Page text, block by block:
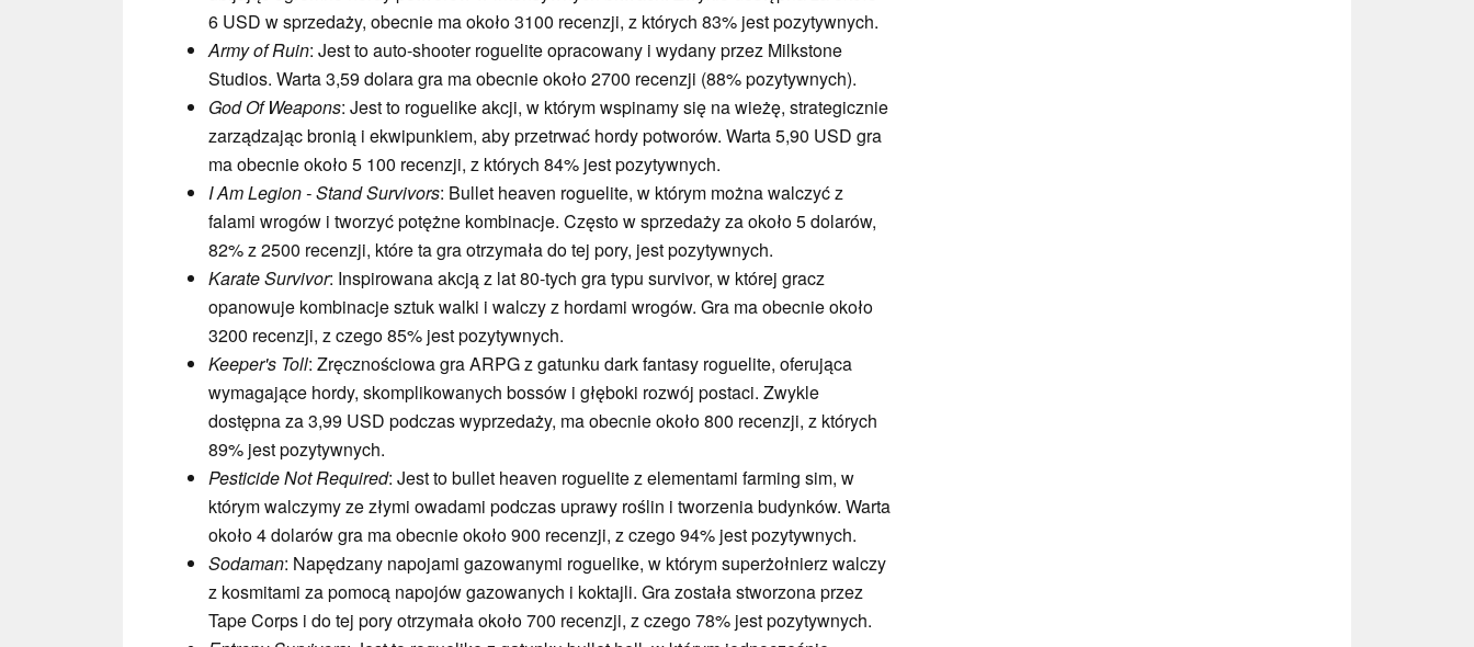
6 USD w sprzedaży, obecnie ma około 3100 recenzji, z których 83% jest pozytywnych.
Army of Ruin: Jest to auto-shooter roguelite opracowany i wydany przez Milkstone
Studios. Warta 3,59 dolara gra ma obecnie około 2700 recenzji (88% pozytywnych).
God Of Weapons: Jest to roguelike akcji, w którym wspinamy się na wieżę, strategicznie
zarządzając bronią i ekwipunkiem, aby przetrwać hordy potworów. Warta 5,90 USD gra
ma obecnie około 5 100 recenzji, z których 84% jest pozytywnych.
I Am Legion - Stand Survivors: Bullet heaven roguelite, w którym można walczyć z
falami wrogów i tworzyć potężne kombinacje. Często w sprzedaży za około 5 dolarów,
82% z 2500 recenzji, które ta gra otrzymała do tej pory, jest pozytywnych.
Karate Survivor: Inspirowana akcją z lat 80-tych gra typu survivor, w której gracz
opanowuje kombinacje sztuk walki i walczy z hordami wrogów. Gra ma obecnie około
3200 recenzji, z czego 85% jest pozytywnych.
Keeper's Toll: Zręcznościowa gra ARPG z gatunku dark fantasy roguelite, oferująca
wymagające hordy, skomplikowanych bossów i głęboki rozwój postaci. Zwykle
dostępna za 3,99 USD podczas wyprzedaży, ma obecnie około 800 recenzji, z których
89% jest pozytywnych.
Pesticide Not Required: Jest to bullet heaven roguelite z elementami farming sim, w
którym walczymy ze złymi owadami podczas uprawy roślin i tworzenia budynków. Warta
około 4 dolarów gra ma obecnie około 900 recenzji, z czego 94% jest pozytywnych.
Sodaman: Napędzany napojami gazowanymi roguelike, w którym superżołnierz walczy
z kosmitami za pomocą napojów gazowanych i koktajli. Gra została stworzona przez
Tape Corps i do tej pory otrzymała około 700 recenzji, z czego 78% jest pozytywnych.